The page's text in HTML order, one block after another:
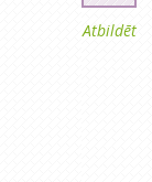
Atbildēt